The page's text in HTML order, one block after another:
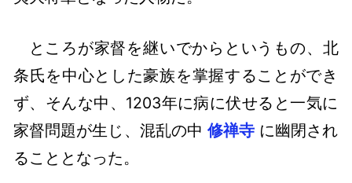
ところが家督を継いでからというもの、北
条氏を中心とした豪族を掌握することができ
ず、そんな中、1203年に病に伏せると一気に
家督問題が生じ、混乱の中修禅寺 に幽閉され
ることとなった。